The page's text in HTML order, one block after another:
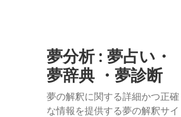
夢分析 : 夢占い・
夢辞典 ・夢診断
夢の解釈に関する詳細かつ正確
な情報を提供する夢の解釈サイ